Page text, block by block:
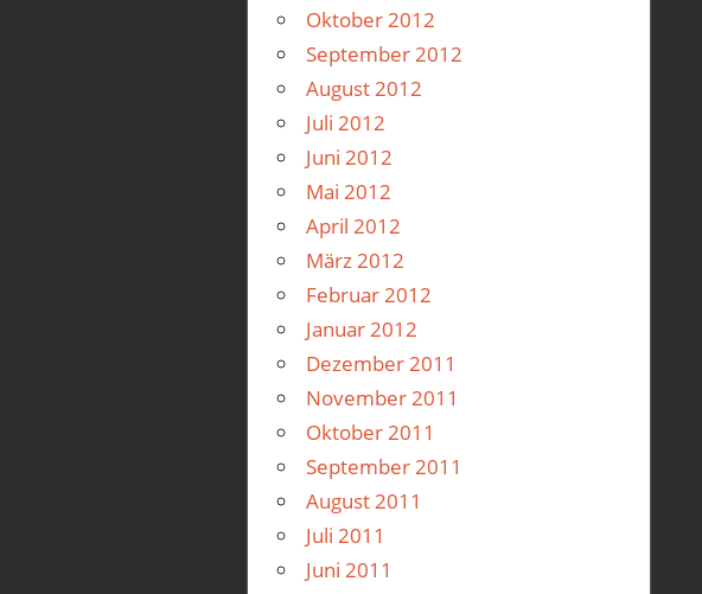
Oktober 2012
September 2012
August 2012
Juli 2012
Juni 2012
Mai 2012
April 2012
März 2012
Februar 2012
Januar 2012
Dezember 2011
November 2011
Oktober 2011
September 2011
August 2011
Juli 2011
Juni 2011